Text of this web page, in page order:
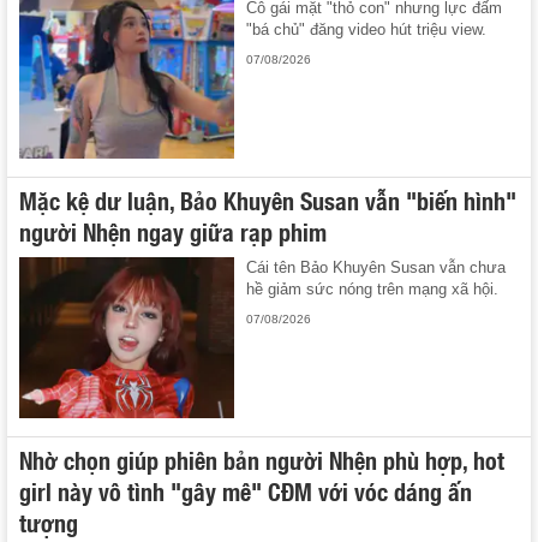
Cô gái mặt "thỏ con" nhưng lực đấm
"bá chủ" đăng video hút triệu view.
07/08/2026
Mặc kệ dư luận, Bảo Khuyên Susan vẫn "biến hình"
người Nhện ngay giữa rạp phim
Cái tên Bảo Khuyên Susan vẫn chưa
hề giảm sức nóng trên mạng xã hội.
07/08/2026
Nhờ chọn giúp phiên bản người Nhện phù hợp, hot
girl này vô tình "gây mê" CĐM với vóc dáng ấn
tượng